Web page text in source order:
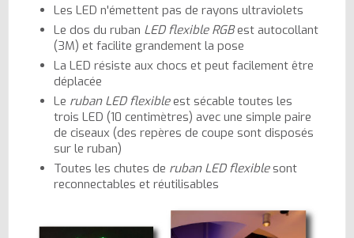
Les LED n'émettent pas de rayons ultraviolets
Le dos du ruban LED flexible RGBest autocollant
(3M) et facilite grandement la pose
La LED résiste aux chocs et peut facilement être
déplacée
Le ruban LED flexibleest sécable toutes les
trois LED (10 centimètres) avec une simple paire
de ciseaux (des repères de coupe sont disposés
sur le ruban)
Toutes les chutes de ruban LED flexiblesont
reconnectables et réutilisables